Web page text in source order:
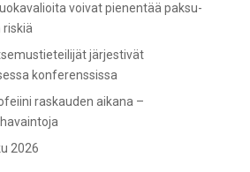
voivat pienentää paksu-
riskiä
järjestivät
konferenssissa
raskauden aikana –
2026